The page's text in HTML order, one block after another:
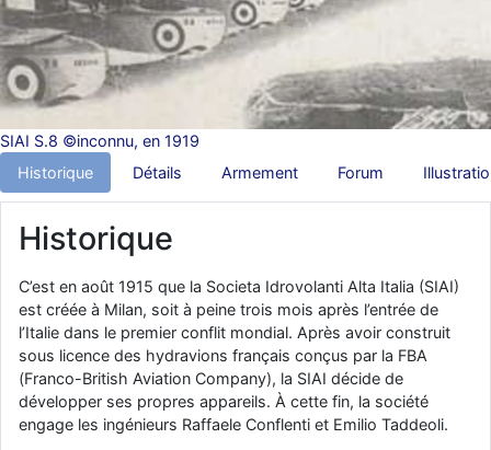
d9pouces : Joyeux Noël à tous !
d9pouces: mais tu peux tenter l'un des rares lycées militaires
comme le Prytanée dans la Sarthe, ça ne peut pas faire de mal !
: C'est plutôt après le lycée, voire après une prépa
scientifique, tu as donc encore un peu de temps devant toi
yaellerigolow
: bonjour a tous je suis un élève de première
passionnée par l'aviation militaire , pourrais je savoir que faire après
d9pouces: lesquels, par exemple ?
mahmoud: bonsoir, très instructif ce site .mais nous aimerions avoir
les photo des anciens appareils de l'armée de l'air de la haute -volta
d9pouces: Ça me casse quand même bien les pieds, j’avoue
jericho: Pour moi tout est à nouveau OK dirait-on… Merci à toi.
d9pouces: En espérant n’avoir coupé les accessoires de personne
au passage !
SIAI S.8 ©inconnu, en 1919
Historique
Détails Armement Forum
Historique
C’est en août 1915 que la Societa Idrovolanti Alta Italia (SIAI)
est créée à Milan, soit à peine trois mois après l’entrée de
l’Italie dans le premier conflit mondial. Après avoir construit
sous licence des hydravions français conçus par la FBA
(Franco-British Aviation Company), la SIAI décide de
développer ses propres appareils. À cette fin, la société
engage les ingénieurs Raffaele Conflenti et Emilio Taddeoli.